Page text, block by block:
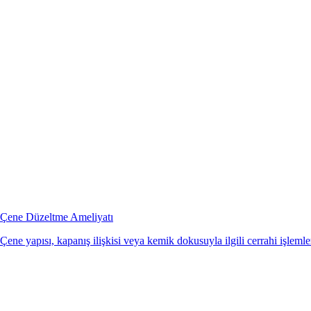
Çene Düzeltme Ameliyatı
Çene yapısı, kapanış ilişkisi veya kemik dokusuyla ilgili cerrahi